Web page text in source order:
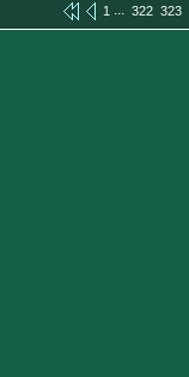
1 ... 322 323